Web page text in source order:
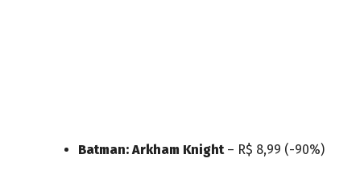
Batman: Arkham Knight– R$ 8,99 (-90%)